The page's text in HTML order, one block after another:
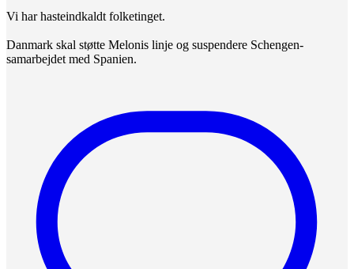
Vi har hasteindkaldt folketinget.
Danmark skal støtte Melonis linje og suspendere Schengen-
samarbejdet med Spanien.